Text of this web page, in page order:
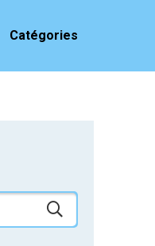
Catégories